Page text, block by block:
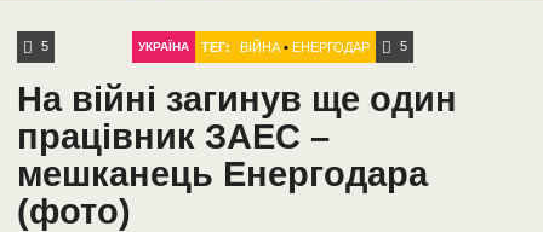
5 УКРАЇНА ТЕГ: ВІЙНА •ЕНЕРГОДАР 5
На війні загинув ще один
працівник ЗАЕС –
мешканець Енергодара
(фото)